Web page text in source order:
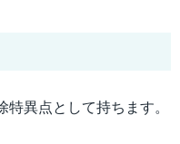
特異点として持ちます。